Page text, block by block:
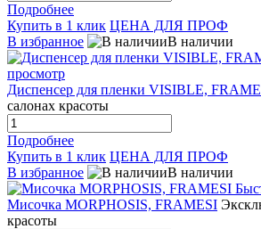
Подробнее
Купить в 1 клик ЦЕНА ДЛЯ ПРОФ
В избранное
В наличии
просмотр
Диспенсер для пленки VISIBLE,
салонах красоты
Подробнее
Купить в 1 клик ЦЕНА ДЛЯ ПРОФ
В избранное
В наличии
Мисочка MORPHOSIS, FRAMESI
красоты